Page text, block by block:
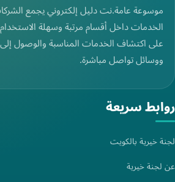
موسوعة عامة.نت دليل إلكتروني يجمع
الخدمات داخل أقسام مرتبة وسهلة
على اكتشاف الخدمات المناسبة والوصول
ووسائل تواصل مباشرة.
روابط سريعة
لجنة خيرية بالكويت
عن لجنة خيرية